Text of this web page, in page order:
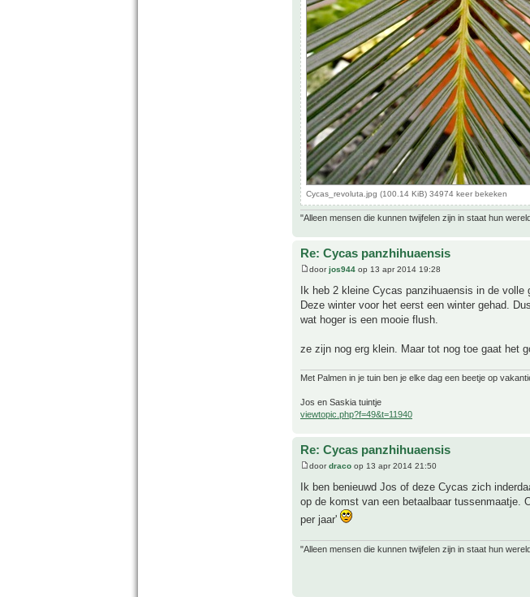
Cycas_revoluta.jpg (100.14 KiB) 34974 keer bekeken
"Alleen mensen die kunnen twijfelen zijn in staat hun
Re: Cycas panzhihuaensis
doorjos944 op 13 apr 2014 19:28
Ik heb 2 kleine Cycas panzihuaensis in de volle
Deze winter voor het eerst een winter gehad.
wat hoger is een mooie flush.
ze zijn nog erg klein. Maar tot nog toe gaat het
Met Palmen in je tuin ben je elke dag een beetje op
Jos en Saskia tuintje
viewtopic.php?f=49&t=11940
Re: Cycas panzhihuaensis
doordraco op 13 apr 2014 21:50
Ik ben benieuwd Jos of deze Cycas zich
op de komst van een betaalbaar tussenmaatje.
per jaar'
"Alleen mensen die kunnen twijfelen zijn in staat hun